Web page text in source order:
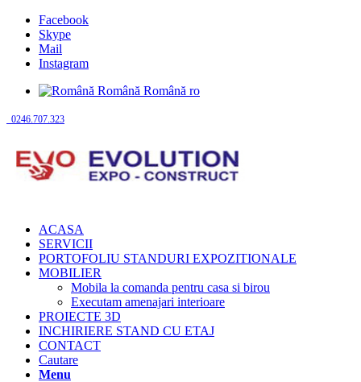
Facebook
Skype
Mail
Instagram
Română Română ro
0246.707.323
ACASA
SERVICII
PORTOFOLIU STANDURI EXPOZITIONALE
MOBILIER
Mobila la comanda pentru casa si birou
Executam amenajari interioare
PROIECTE 3D
INCHIRIERE STAND CU ETAJ
CONTACT
Cautare
Menu